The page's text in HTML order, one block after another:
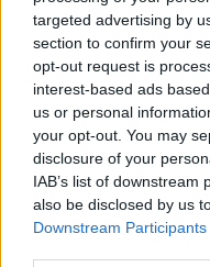
targeted advertising by
section to confirm your
opt-out request is
interest-based ads
us or personal
your opt-out. You may
disclosure of your
IAB’s list of
also be disclosed by us
Downstream Participants
Scanu,
5 Ago
Simoni
4 Ago
Firinu e
2 Ago